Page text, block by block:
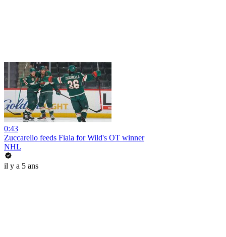
0:43
Zuccarello feeds Fiala for Wild's OT winner
NHL
il y a 5 ans